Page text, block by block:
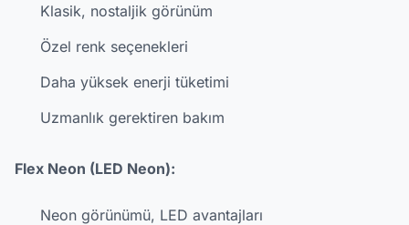
Klasik, nostaljik görünüm
Özel renk seçenekleri
Daha yüksek enerji tüketimi
Uzmanlık gerektiren bakım
Flex Neon (LED Neon):
Neon görünümü, LED avantajları